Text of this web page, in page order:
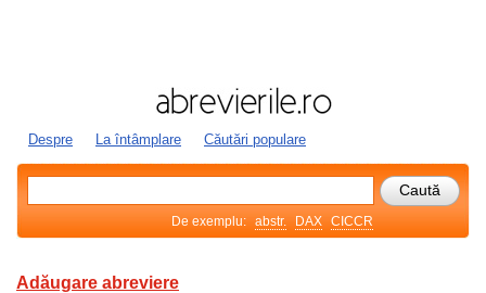
Despre La întâmplare Căutări populare
De exemplu: abstr. DAX CICCR
Adăugare abreviere